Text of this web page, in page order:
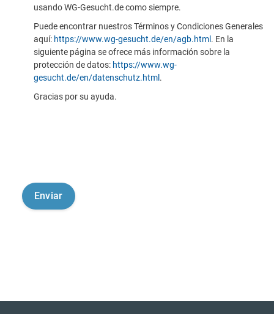
usando WG-Gesucht.de como siempre.
Puede encontrar nuestros Términos y Condiciones Generales
aquí: https://www.wg-gesucht.de/en/agb.html . En la
siguiente página se ofrece más información sobre la
protección de datos: https://www.wg-
gesucht.de/en/datenschutz.html .
Gracias por su ayuda.